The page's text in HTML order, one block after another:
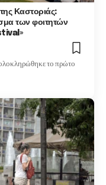
Καστοριάς:
των φοιτητών
το πρώτο